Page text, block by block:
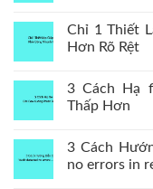
Chỉ 1 Thiết
Hơn Rõ Rệt
3 Cách Hạ
Thấp Hơn
3 Cách
no errors in